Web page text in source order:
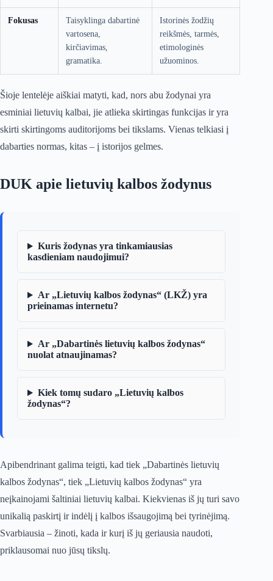
Fokusas
Taisyklinga dabartinė
vartosena,
kirčiavimas,
gramatika.
Istorinės žodžių
reikšmės, tarmės,
etimologinės
užuominos.
Šioje lentelėje aiškiai matyti, kad, nors abu žodynai yra
esminiai lietuvių kalbai, jie atlieka skirtingas funkcijas ir yra
skirti skirtingoms auditorijoms bei tikslams. Vienas telkiasi į
dabarties normas, kitas – į istorijos gelmes.
DUK apie lietuvių kalbos žodynus
Kuris žodynas yra tinkamiausias
kasdieniam naudojimui?
Ar „Lietuvių kalbos žodynas“ (LKŽ) yra
prieinamas internetu?
Ar „Dabartinės lietuvių kalbos žodynas“
nuolat atnaujinamas?
Kiek tomų sudaro „Lietuvių kalbos
žodynas“?
Apibendrinant galima teigti, kad tiek „Dabartinės lietuvių
kalbos žodynas“, tiek „Lietuvių kalbos žodynas“ yra
neįkainojami šaltiniai lietuvių kalbai. Kiekvienas iš jų turi savo
unikalią paskirtį ir indėlį į kalbos išsaugojimą bei tyrinėjimą.
Svarbiausia – žinoti, kada ir kurį iš jų geriausia naudoti,
priklausomai nuo jūsų tikslų.